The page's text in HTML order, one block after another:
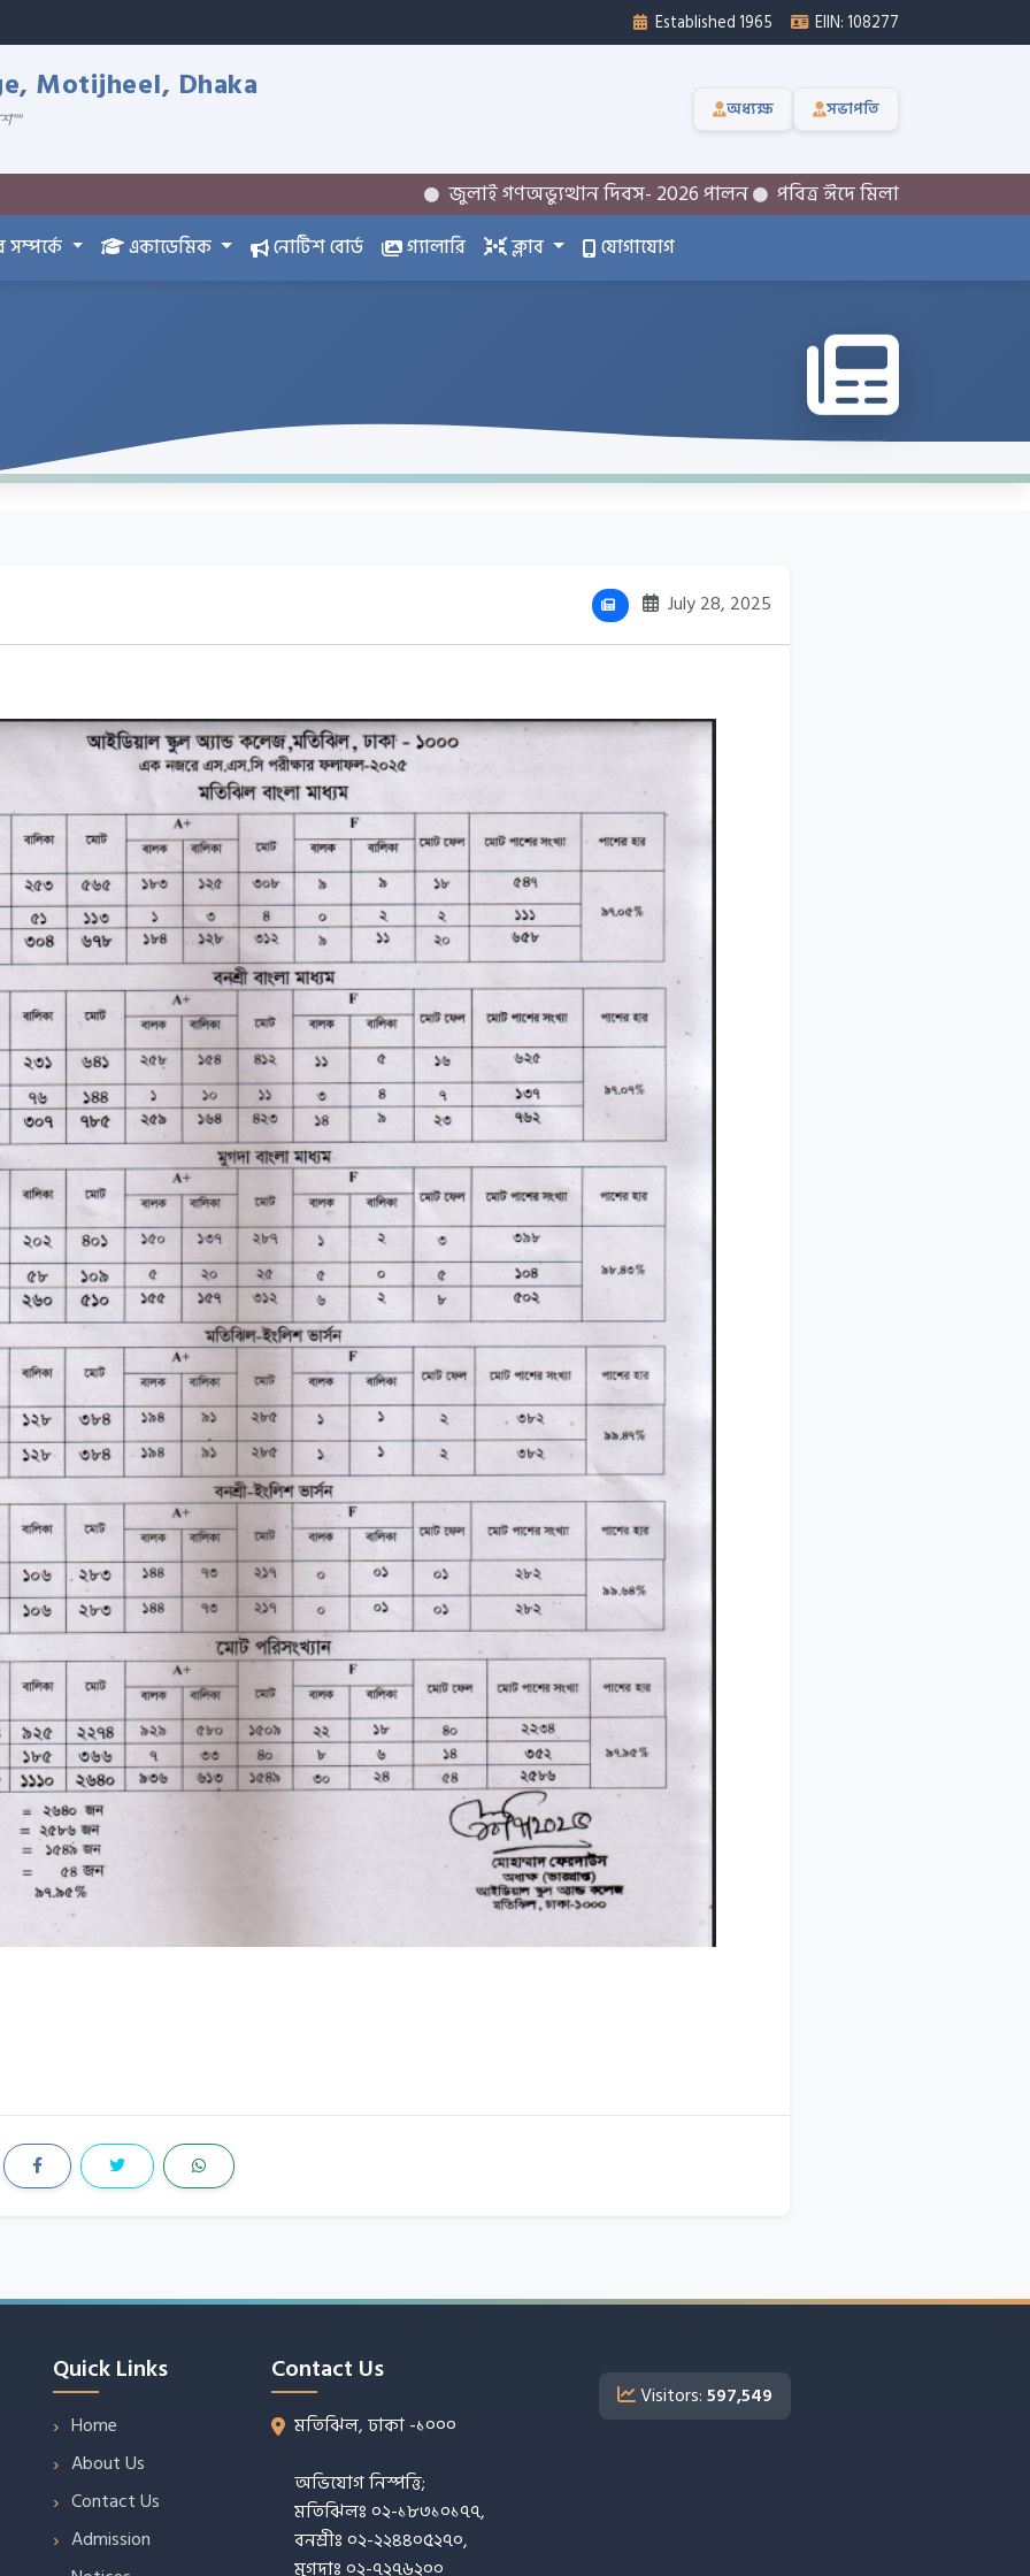
Established 1965 EIIN: 108277
Motijheel, Dhaka
অধ্যক্ষ সভাপতি
জুলাই গণঅভ্যুত্থান দিবস- 2026 পালন পবিত্র ঈদে মিলাদুন্নবী (সা:) উদযাপন
একাডেমিক নোটিশ বোর্ড গ্যালারি ক্লাব যোগাযোগ
July 28, 2025
Quick Links
Home
About Us
Contact Us
Admission
Contact Us
মতিঝিল, ঢাকা -১০০০
অভিযোগ নিস্পত্তি;
মতিঝিলঃ ০২-১৮৩১০১৭৭,
বনশ্রীঃ ০২-২২৪৪০৫২৭০,
মুগদাঃ ০২-৭২৭৬২০০
Visitors:597,549